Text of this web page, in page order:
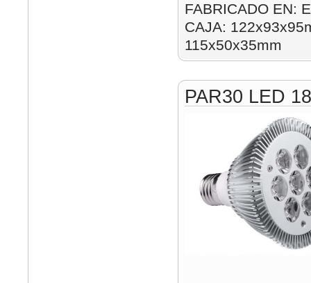
FABRICADO EN:
CAJA:
115x50x35mm
PAR30 LED